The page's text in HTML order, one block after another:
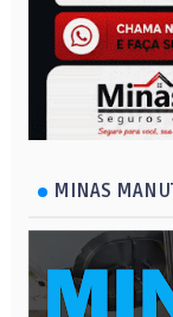
MINAS